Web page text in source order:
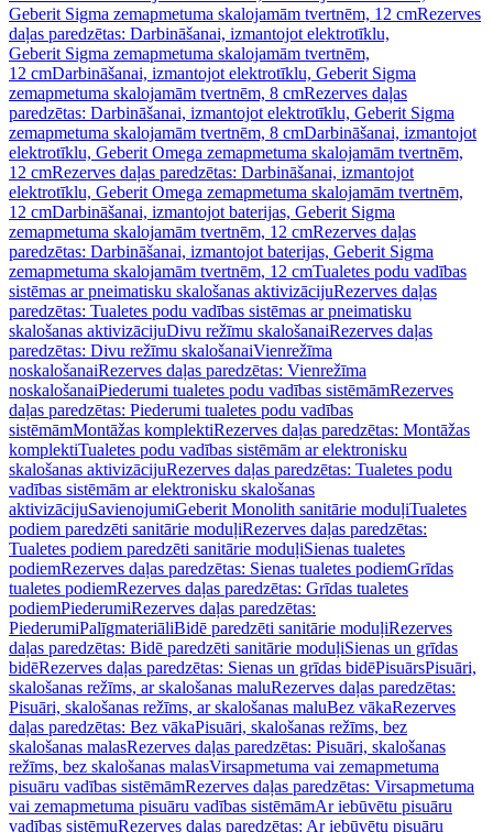
Geberit Sigma zemapmetuma skalojamām tvertnēm, 12 cmRezerves
daļas paredzētas: Darbināšanai, izmantojot elektrotīklu,
Geberit Sigma zemapmetuma skalojamām tvertnēm,
12 cmDarbināšanai, izmantojot elektrotīklu, Geberit Sigma
zemapmetuma skalojamām tvertnēm, 8 cmRezerves daļas
paredzētas: Darbināšanai, izmantojot elektrotīklu, Geberit Sigma
zemapmetuma skalojamām tvertnēm, 8 cmDarbināšanai, izmantojot
elektrotīklu, Geberit Omega zemapmetuma skalojamām tvertnēm,
12 cmRezerves daļas paredzētas: Darbināšanai, izmantojot
elektrotīklu, Geberit Omega zemapmetuma skalojamām tvertnēm,
12 cmDarbināšanai, izmantojot baterijas, Geberit Sigma
zemapmetuma skalojamām tvertnēm, 12 cmRezerves daļas
paredzētas: Darbināšanai, izmantojot baterijas, Geberit Sigma
zemapmetuma skalojamām tvertnēm, 12 cmTualetes podu vadības
sistēmas ar pneimatisku skalošanas aktivizācijuRezerves daļas
paredzētas: Tualetes podu vadības sistēmas ar pneimatisku
skalošanas aktivizācijuDivu režīmu skalošanaiRezerves daļas
paredzētas: Divu režīmu skalošanaiVienrežīma
noskalošanaiRezerves daļas paredzētas: Vienrežīma
noskalošanaiPiederumi tualetes podu vadības sistēmāmRezerves
daļas paredzētas: Piederumi tualetes podu vadības
sistēmāmMontāžas komplektiRezerves daļas paredzētas: Montāžas
komplektiTualetes podu vadības sistēmām ar elektronisku
skalošanas aktivizācijuRezerves daļas paredzētas: Tualetes podu
vadības sistēmām ar elektronisku skalošanas
aktivizācijuSavienojumiGeberit Monolith sanitārie moduļiTualetes
podiem paredzēti sanitārie moduļiRezerves daļas paredzētas:
Tualetes podiem paredzēti sanitārie moduļiSienas tualetes
podiemRezerves daļas paredzētas: Sienas tualetes podiemGrīdas
tualetes podiemRezerves daļas paredzētas: Grīdas tualetes
podiemPiederumiRezerves daļas paredzētas:
PiederumiPalīgmateriāliBidē paredzēti sanitārie moduļiRezerves
daļas paredzētas: Bidē paredzēti sanitārie moduļiSienas un grīdas
bidēRezerves daļas paredzētas: Sienas un grīdas bidēPisuārsPisuāri,
skalošanas režīms, ar skalošanas maluRezerves daļas paredzētas:
Pisuāri, skalošanas režīms, ar skalošanas maluBez vākaRezerves
daļas paredzētas: Bez vākaPisuāri, skalošanas režīms, bez
skalošanas malasRezerves daļas paredzētas: Pisuāri, skalošanas
režīms, bez skalošanas malasVirsapmetuma vai zemapmetuma
pisuāru vadības sistēmāmRezerves daļas paredzētas: Virsapmetuma
vai zemapmetuma pisuāru vadības sistēmāmAr iebūvētu pisuāru
vadības sistēmuRezerves daļas paredzētas: Ar iebūvētu pisuāru